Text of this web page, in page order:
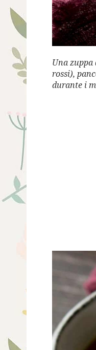
Una
rossi),
durante i